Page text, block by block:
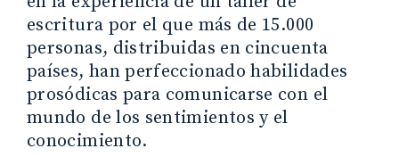
escritura por el que más de 15.000
personas, distribuidas en cincuenta
países, han perfeccionado habilidades
prosódicas para comunicarse con el
mundo de los sentimientos y el
conocimiento.